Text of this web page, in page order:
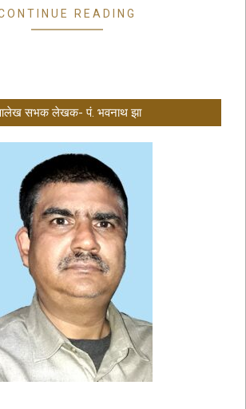
READING
सभक लेखक- पं. भवनाथ झा